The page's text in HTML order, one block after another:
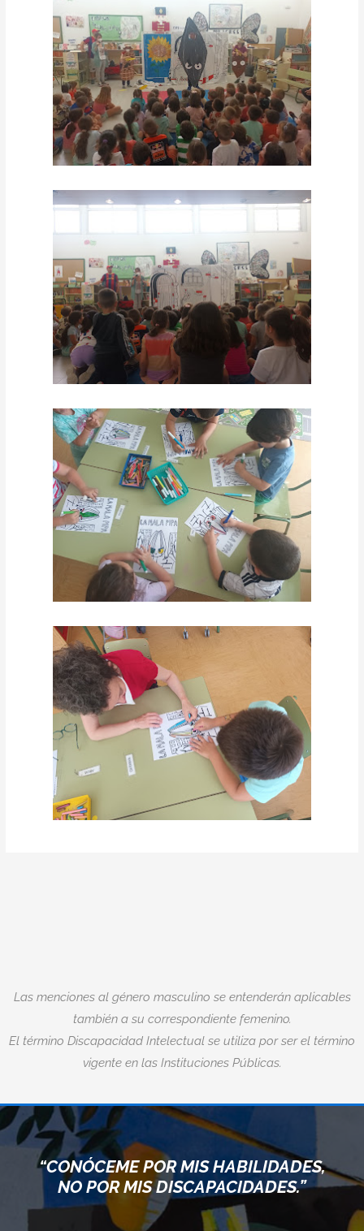
Las menciones al género masculino se entenderán aplicables
también a su correspondiente femenino.
El término Discapacidad Intelectual se utiliza por ser el término
vigente en las Instituciones Públicas.
“CONÓCEME POR MIS HABILIDADES,
NO POR MIS DISCAPACIDADES.”